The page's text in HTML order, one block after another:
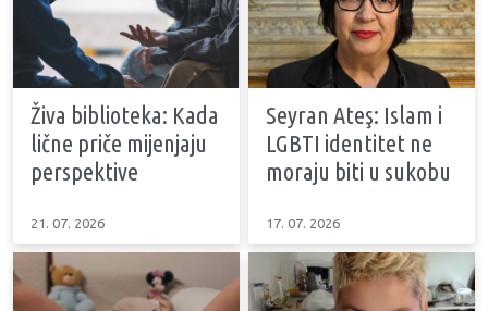
Živa biblioteka: Kada
lične priče mijenjaju
perspektive
21. 07. 2026
Seyran Ateş: Islam i
LGBTI identitet ne
moraju biti u sukobu
17. 07. 2026